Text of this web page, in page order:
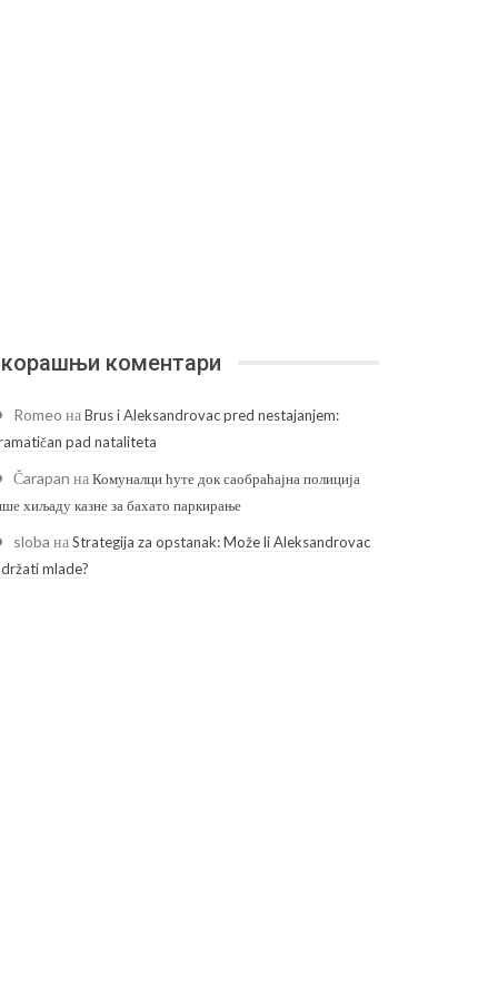
коментари
Romeo наBrus i Aleksandrovac pred nestajanjem:
pad nataliteta
Čarapan наКомуналци ћуте док саобраћајна полиција
хиљаду казне за бахато паркирање
sloba наStrategija za opstanak: Može li Aleksandrovac
mlade?